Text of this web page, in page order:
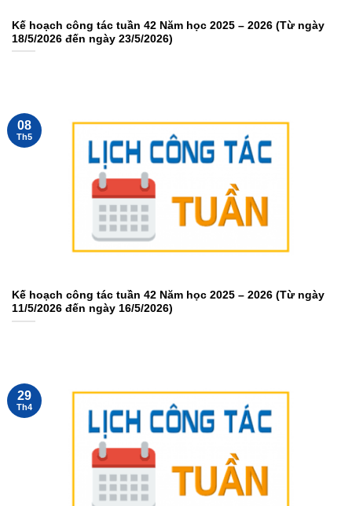
Kế hoạch công tác tuần 42 Năm học 2025 – 2026 (Từ ngày
18/5/2026 đến ngày 23/5/2026)
Kế hoạch công tác tuần 42 Năm học 2025 – 2026 (Từ ngày
11/5/2026 đến ngày 16/5/2026)
08
Th5
29
Th4